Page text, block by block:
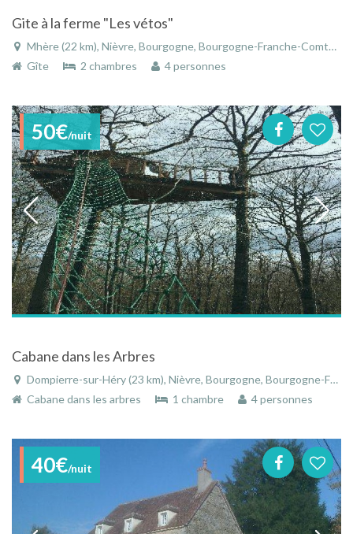
Gite à la ferme "Les vétos"
Mhère (22 km), Nièvre, Bourgogne, Bourgogne-Franche-Comté, France
Gîte
2 chambres 4 personnes
50€/nuit
Cabane dans les Arbres
Dompierre-sur-Héry (23 km), Nièvre, Bourgogne, Bourgogne-Franche-Comté, France
Cabane dans les arbres
1 chambre 4 personnes
40€/nuit